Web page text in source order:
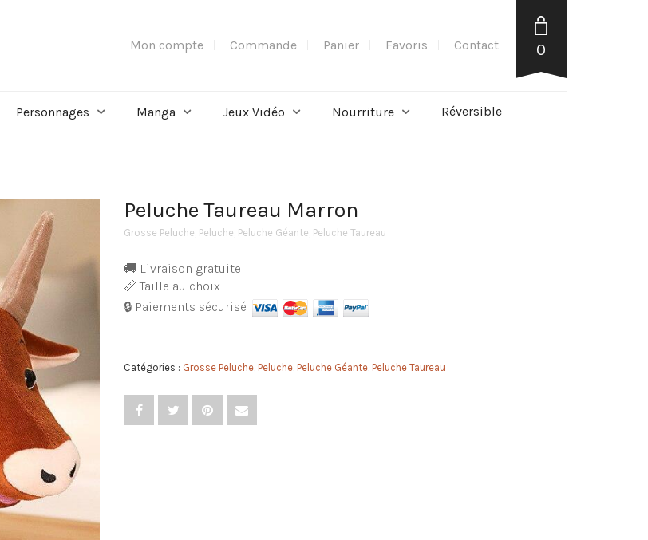
Mon compte Commande Panier Favoris Contact 0
Personnages Manga Jeux Vidéo Nourriture Réversible
Peluche Taureau Marron
Grosse Peluche Peluche Peluche Géante Peluche Taureau
🚚 Livraison gratuite
📏 Taille au choix
🔒 Paiements sécurisé
Catégories : Grosse Peluche Peluche Peluche Géante Peluche Taureau